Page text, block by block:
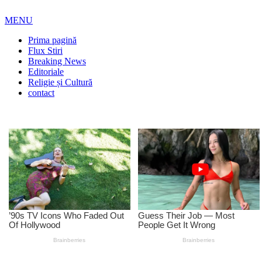
MENU
Prima pagină
Flux Stiri
Breaking News
Editoriale
Religie și Cultură
contact